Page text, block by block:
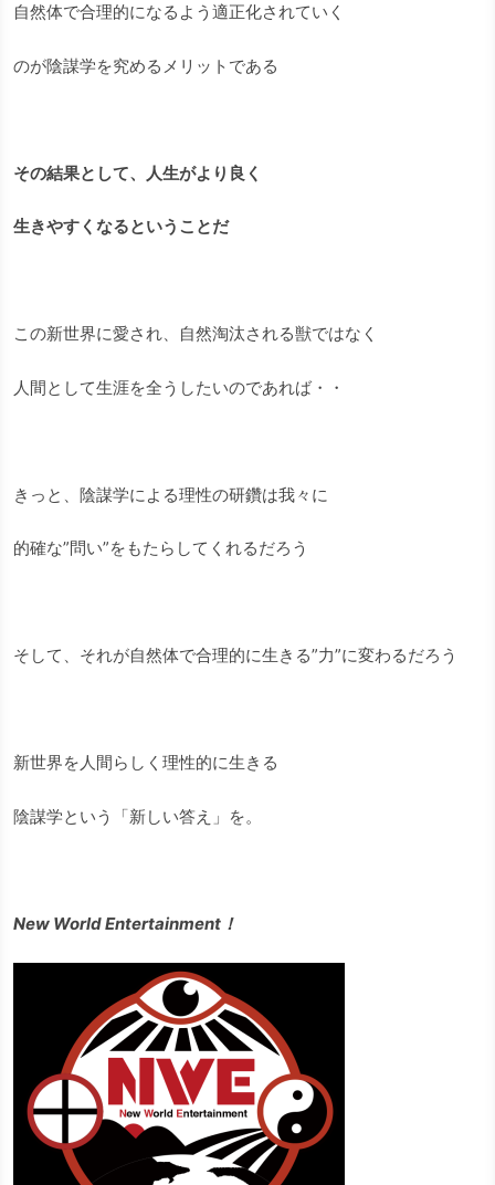
自然体で合理的になるよう適正化されていく
のが陰謀学を究めるメリットである
その結果として、人生がより良く
生きやすくなるということだ
この新世界に愛され、自然淘汰される獣ではなく
人間として生涯を全うしたいのであれば・・
きっと、陰謀学による理性の研鑽は我々に
的確な”問い”をもたらしてくれるだろう
そして、それが自然体で合理的に生きる”力”に変わるだろう
新世界を人間らしく理性的に生きる
陰謀学という「新しい答え」を。
New World Entertainment！